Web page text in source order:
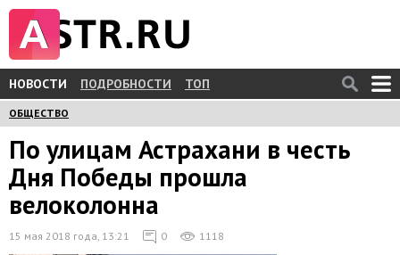
НОВОСТИ ПОДРОБНОСТИ ТОП
ОБЩЕСТВО
По улицам Астрахани в честь
Дня Победы прошла
велоколонна
15 мая 2018 года, 13:21 0 1118